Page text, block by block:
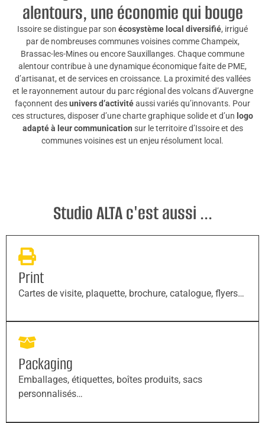
alentours, une économie qui bouge
Issoire se distingue par son écosystème local diversifié, irrigué
par de nombreuses communes voisines comme Champeix,
Brassac-les-Mines ou encore Sauxillanges. Chaque commune
alentour contribue à une dynamique économique faite de PME,
d’artisanat, et de services en croissance. La proximité des vallées
et le rayonnement autour du parc régional des volcans d’Auvergne
façonnent desunivers d’activitéaussi variés qu’innovants. Pour
ces structures, disposer d’une charte graphique solide et d’un logo
adapté à leur communication sur le territoire d’Issoire et des
communes voisines est un enjeu résolument local.
Studio ALTA c'est aussi ...
Print
Cartes de visite, plaquette, brochure, catalogue, flyers…
Packaging
Emballages, étiquettes, boîtes produits, sacs
personnalisés…